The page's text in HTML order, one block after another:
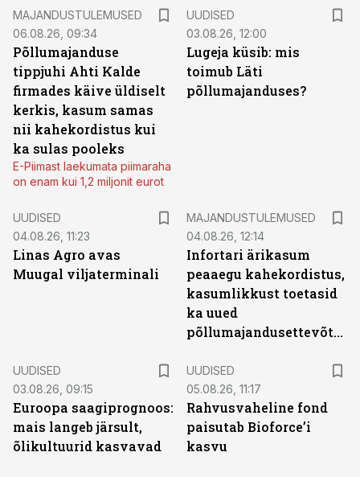
MAJANDUSTULEMUSED
06.08.26, 09:34
Põllumajanduse
tippjuhi Ahti Kalde
firmades käive üldiselt
kerkis, kasum samas
nii kahekordistus kui
ka sulas pooleks
E-Piimast laekumata piimaraha
on enam kui 1,2 miljonit eurot
UUDISED
03.08.26, 12:00
Lugeja küsib: mis
toimub Läti
põllumajanduses?
UUDISED
04.08.26, 11:23
Linas Agro avas
Muugal viljaterminali
MAJANDUSTULEMUSED
04.08.26, 12:14
Infortari ärikasum
peaaegu kahekordistus,
kasumlikkust toetasid
ka uued
põllumajandusettevõtted
UUDISED
03.08.26, 09:15
Euroopa saagiprognoos:
mais langeb järsult,
õlikultuurid kasvavad
UUDISED
05.08.26, 11:17
Rahvusvaheline fond
paisutab Bioforce’i
kasvu